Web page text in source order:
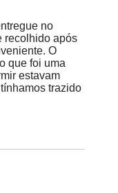
no
recolhido após
O
que foi uma
estavam
trazido